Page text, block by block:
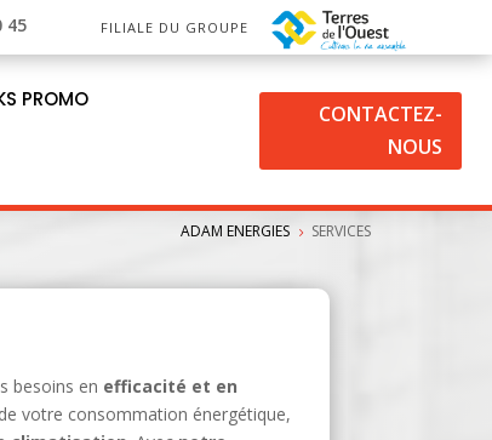
45 FILIALE DU GROUPE
PROMO
CONTACTEZ-
NOUS
ADAM ENERGIES 5 SERVICES
besoins en efficacité et en
votre consommation énergétique,